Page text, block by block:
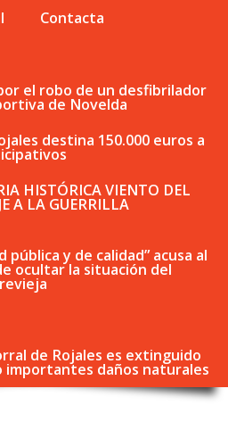
Contacta
el robo de un desfibrilador
de Novelda
destina 150.000 euros a
HISTÓRICA VIENTO DEL
A LA GUERRILLA
pública y de calidad” acusa al
ocultar la situación del
de Rojales es extinguido
daños naturales